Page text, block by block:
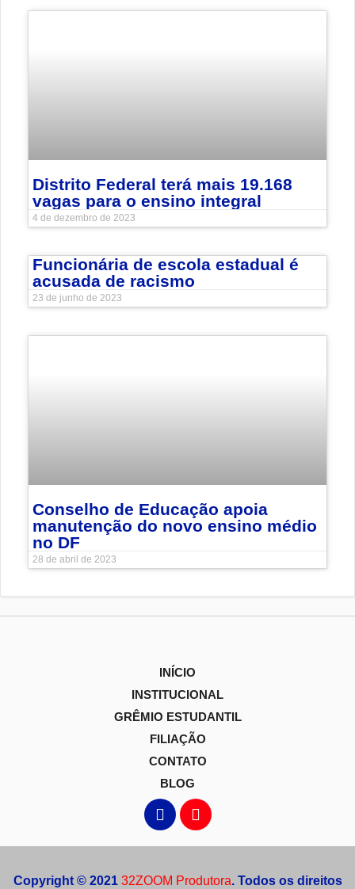
Distrito Federal terá mais 19.168
vagas para o ensino integral
4 de dezembro de 2023
Funcionária de escola estadual é
acusada de racismo
23 de junho de 2023
Conselho de Educação apoia
manutenção do novo ensino médio
no DF
28 de abril de 2023
INÍCIO
INSTITUCIONAL
GRÊMIO ESTUDANTIL
FILIAÇÃO
CONTATO
BLOG
Copyright © 2021 32ZOOM Produtora. Todos os direitos